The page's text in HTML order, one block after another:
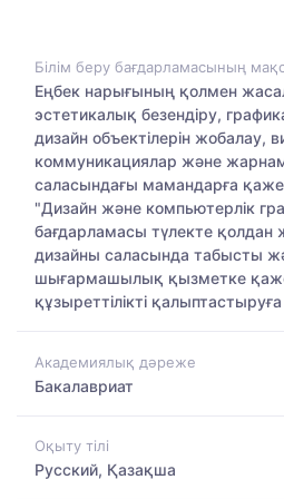
Білім беру бағдарламасының
Еңбек нарығының қолмен
эстетикалық безендіру,
дизайн объектілерін жобалау,
коммуникациялар және
саласындағы мамандарға
"Дизайн және компьютерлік
бағдарламасы түлекте қолдан
дизайны саласында табысты
шығармашылық қызметке
құзыреттілікті
Академиялық дәреже
Бакалавриат
Оқыту тілі
Русский, Қазақша